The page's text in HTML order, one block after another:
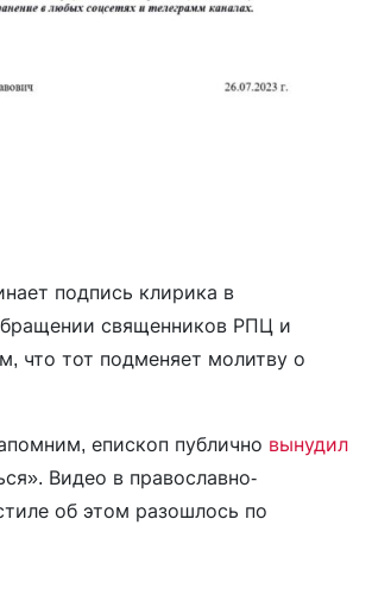
подпись клирика в
священников РПЦ и
что тот подменяет молитву о
епископ публично вынудил
Видео в православно-
об этом разошлось по